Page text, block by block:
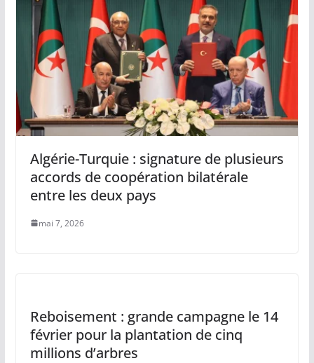
Algérie-Turquie : signature de plusieurs
accords de coopération bilatérale
entre les deux pays
mai 7, 2026
Reboisement : grande campagne le 14
février pour la plantation de cinq
millions d’arbres